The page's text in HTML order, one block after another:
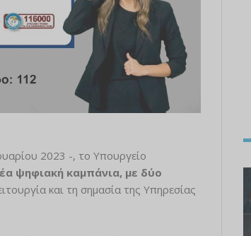
2023 -, το Υπουργείο
ψηφιακή καμπάνια, με δύο
και τη σημασία της Υπηρεσίας